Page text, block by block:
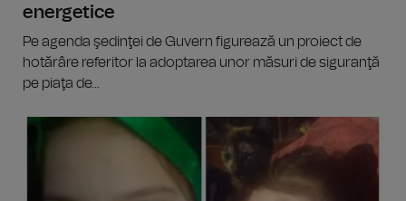
energetice
Pe agenda şedinţei de Guvern figurează un proiect de
hotărâre referitor la adoptarea unor măsuri de siguranţă
pe piaţa de...